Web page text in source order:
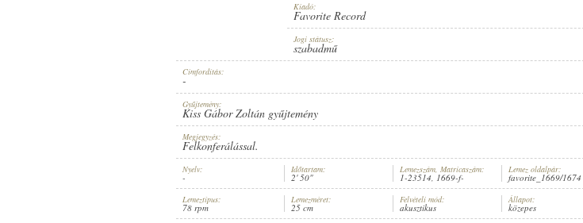
FAVORITE RECORD
Kiadó:
Favorite Record
Jogi státusz:
szabadmű
Címfordítás:
-
Gyűjtemény:
Kiss Gábor Zoltán gyűjtemény
Megjegyzés:
Felkonferálással.
Nyelv:
-
Időtartam:
2' 50"
Lemezszám, Matricaszám:
1-23514, 1669-f-
Lemez oldalpár:
favorite_1669/1674
Lemeztípus:
78 rpm
Lemezméret:
25 cm
Felvételi mód:
akusztikus
Állapot:
közepes